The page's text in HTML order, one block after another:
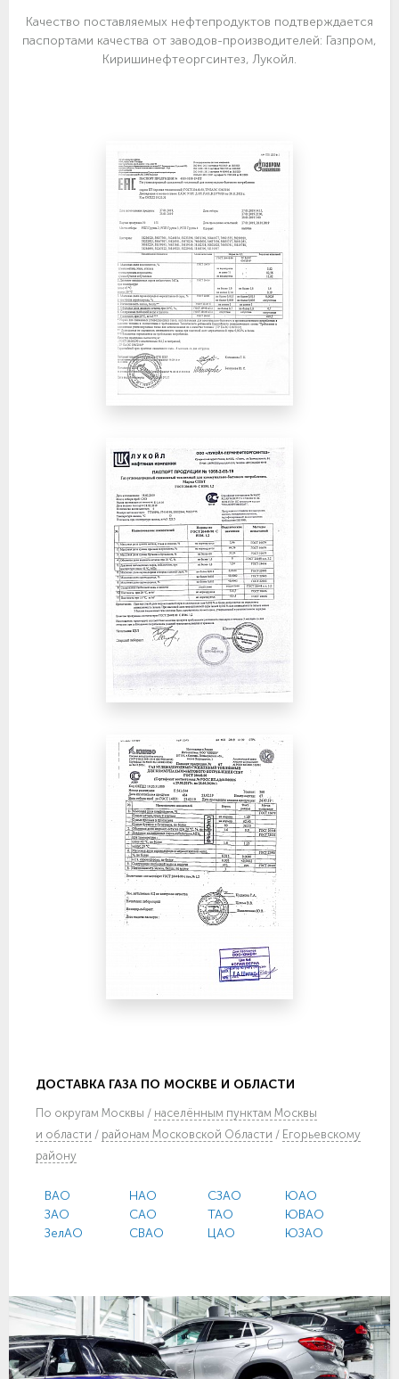
Качество поставляемых нефтепродуктов подтверждается
паспортами качества от заводов-производителей: Газпром,
Киришинефтеоргсинтез, Лукойл.
ДОСТАВКА ГАЗА ПО МОСКВЕ И ОБЛАСТИ
По округам Москвы / населённым пунктам Москвы
и области / районам Московской Области / Егорьевскому
району
ВАО
ЗАО
ЗелАО
НАО
САО
СВАО
СЗАО
ТАО
ЦАО
ЮАО
ЮВАО
ЮЗАО